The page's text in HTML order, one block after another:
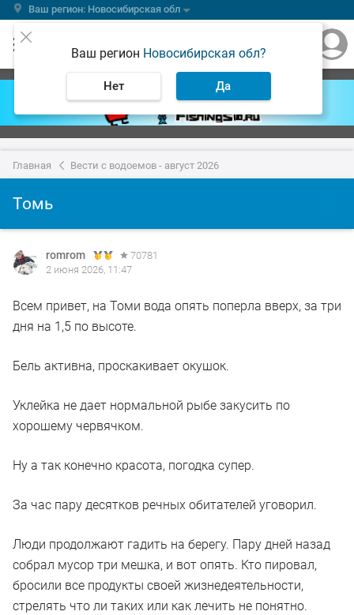
Ваш регион: Новосибирская обл
Ваш регион Новосибирская обл?
Нет Да
Главная Вести с водоемов - август 2026
Томь
romrom
70781
2 июня 2026, 11:47
Всем привет, на Томи вода опять поперла вверх, за три
дня на 1,5 по высоте.
Бель активна, проскакивает окушок.
Уклейка не дает нормальной рыбе закусить по
хорошему червячком.
Ну а так конечно красота, погодка супер.
За час пару десятков речных обитателей уговорил.
Люди продолжают гадить на берегу. Пару дней назад
собрал мусор три мешка, и вот опять. Кто пировал,
бросили все продукты своей жизнедеятельности,
стрелять что ли таких или как лечить не понятно.